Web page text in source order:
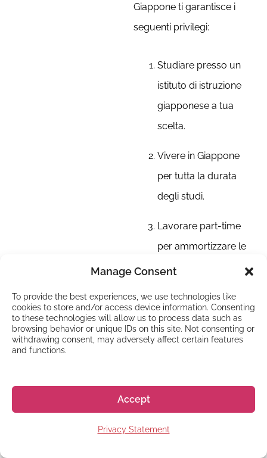
Manage Consent
To provide the best experiences, we use technologies like
cookies to store and/or access device information. Consenting
to these technologies will allow us to process data such as
browsing behavior or unique IDs on this site. Not consenting or
withdrawing consent, may adversely affect certain features
and functions.
Accept
Privacy Statement
Giappone ti garantisce i
seguenti privilegi:
Studiare presso un
istituto di istruzione
giapponese a tua
scelta.
Vivere in Giappone
per tutta la durata
degli studi.
Lavorare part-time
per ammortizzare le
spese di vita
determinate
condizioni.
Per richiedere il visto
studentesco dovrai
raccogliere e presentare i